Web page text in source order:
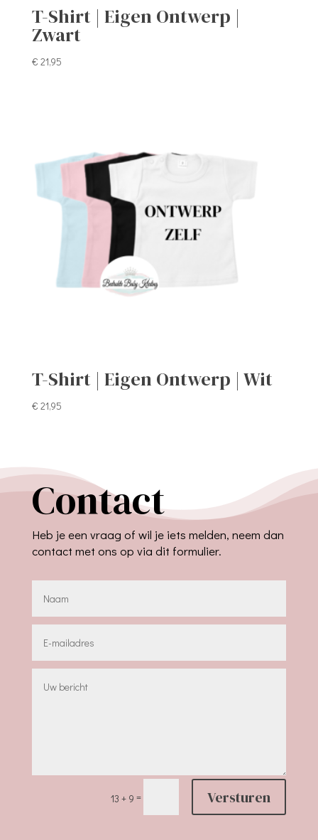
T-Shirt | Eigen Ontwerp |
Zwart
€ 21,95
T-Shirt | Eigen Ontwerp | Wit
€ 21,95
Contact
Heb je een vraag of wil je iets melden, neem dan
contact met ons op via dit formulier.
13 + 9 = Versturen